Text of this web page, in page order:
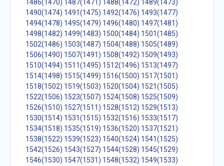
1486(1470) 1487(1471) 1488(1472) 1489(1473)
1490(1474) 1491(1475) 1492(1476) 1493(1477)
1494(1478) 1495(1479) 1496(1480) 1497(1481)
1498(1482) 1499(1483) 1500(1484) 1501(1485)
1502(1486) 1503(1487) 1504(1488) 1505(1489)
1506(1490) 1507(1491) 1508(1492) 1509(1493)
1510(1494) 1511(1495) 1512(1496) 1513(1497)
1514(1498) 1515(1499) 1516(1500) 1517(1501)
1518(1502) 1519(1503) 1520(1504) 1521(1505)
1522(1506) 1523(1507) 1524(1508) 1525(1509)
1526(1510) 1527(1511) 1528(1512) 1529(1513)
1530(1514) 1531(1515) 1532(1516) 1533(1517)
1534(1518) 1535(1519) 1536(1520) 1537(1521)
1538(1522) 1539(1523) 1540(1524) 1541(1525)
1542(1526) 1543(1527) 1544(1528) 1545(1529)
1546(1530) 1547(1531) 1548(1532) 1549(1533)